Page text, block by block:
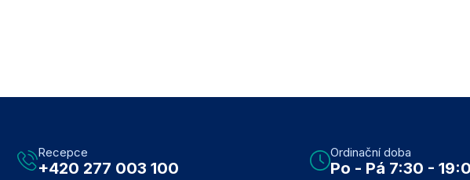
Recepce
+420 277 003 100
Ordinační doba
Po - Pá 7:30 -